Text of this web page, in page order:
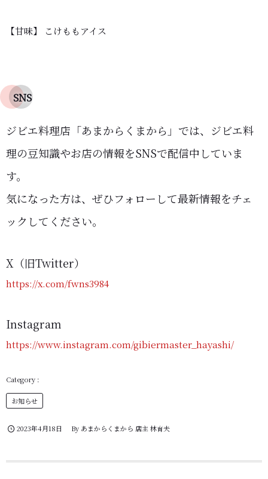
【甘味】 こけももアイス
SNS
ジビエ料理店「あまからくまから」では、ジビエ料
理の豆知識やお店の情報をSNSで配信中していま
す。
気になった方は、ぜひフォローして最新情報をチェ
ックしてください。
X（旧Twitter）
https://x.com/fwns3984
Instagram
https://www.instagram.com/gibiermaster_hayashi/
お知らせ
2023年4月18日 By あまからくまから 店主 林育夫